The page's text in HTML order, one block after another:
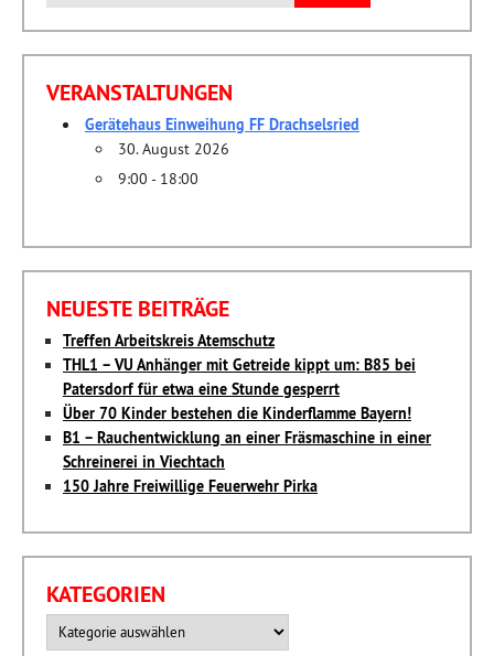
nach:
VERANSTALTUNGEN
Gerätehaus Einweihung FF Drachselsried
30. August 2026
9:00 - 18:00
NEUESTE BEITRÄGE
Treffen Arbeitskreis Atemschutz
THL1 – VU Anhänger mit Getreide kippt um: B85 bei
Patersdorf für etwa eine Stunde gesperrt
Über 70 Kinder bestehen die Kinderflamme Bayern!
B1 – Rauchentwicklung an einer Fräsmaschine in einer
Schreinerei in Viechtach
150 Jahre Freiwillige Feuerwehr Pirka
KATEGORIEN